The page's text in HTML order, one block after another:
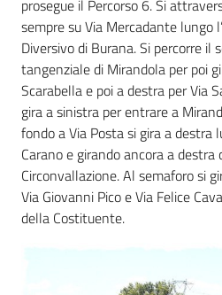
Seguici
su
prosegue il Percorso 6. Si
sempre su Via Mercadante lungo
Diversivo di Burana. Si percorre il
tangenziale di Mirandola per poi
Scarabella e poi a destra per Via
gira a sinistra per entrare a
fondo a Via Posta si gira a destra
Carano e girando ancora a
Circonvallazione. Al semaforo si
Via Giovanni Pico e Via Felice
della Costituente.